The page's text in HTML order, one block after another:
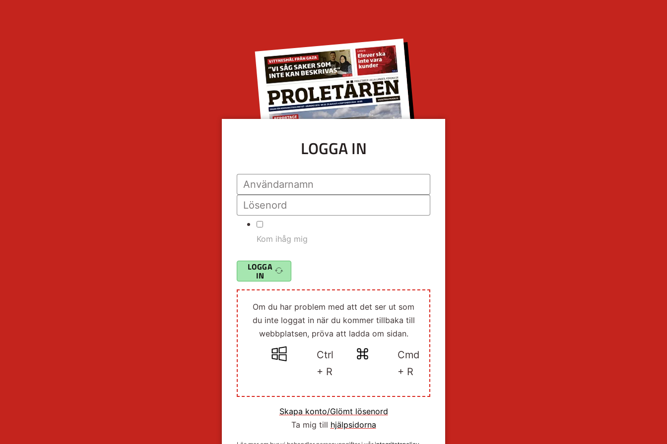
LOGGA IN
Kom ihåg mig
LOGGA
IN
Om du har problem med att det ser ut som
du inte loggat in när du kommer tillbaka till
webbplatsen, pröva att ladda om sidan.
Ctrl
+ R
Cmd
+ R
Skapa konto/Glömt lösenord
Ta mig till hjälpsidorna